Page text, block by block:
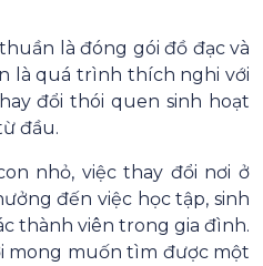
là đóng gói đồ đạc và
là quá trình thích nghi với
đổi thói quen sinh hoạt
đầu.
nhỏ, việc thay đổi nơi ở
đến việc học tập, sinh
thành viên trong gia đình.
mong muốn tìm được một